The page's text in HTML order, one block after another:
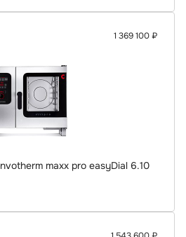
1 369 100 ₽
maxx pro easyDial 6.10